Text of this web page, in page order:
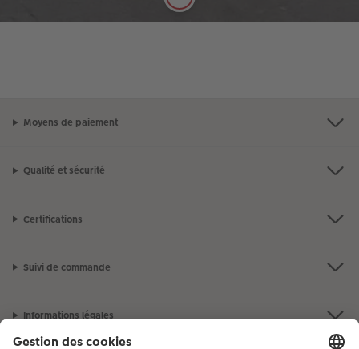
Moyens de paiement
Qualité et sécurité
Certifications
Suivi de commande
Informations légales